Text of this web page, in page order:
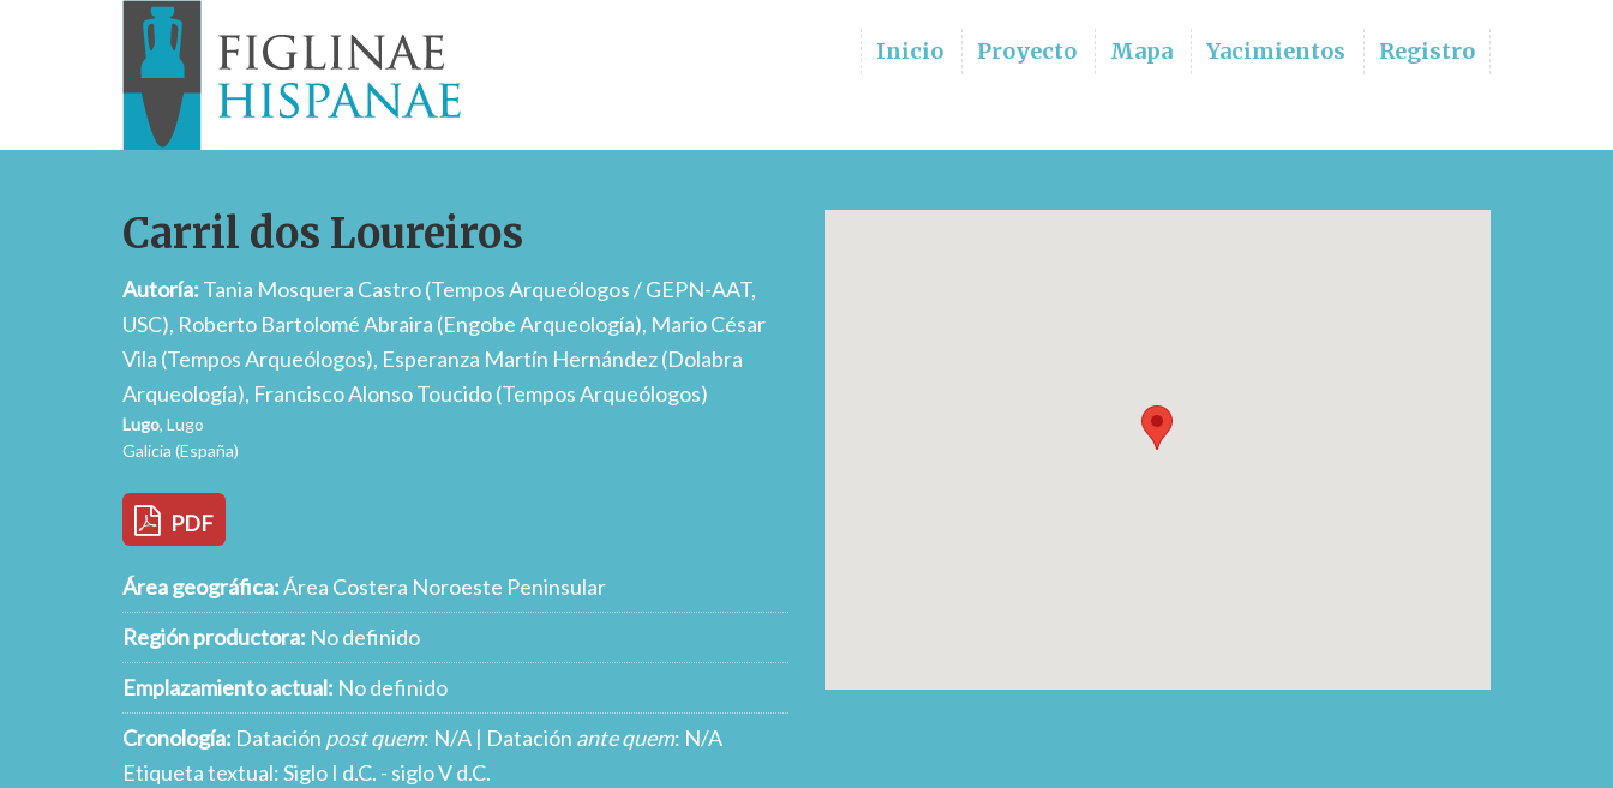
Inicio Proyecto Mapa Yacimientos Registro
Carril dos Loureiros
Autoría: Tania Mosquera Castro (Tempos Arqueólogos / GEPN-AAT,
USC), Roberto Bartolomé Abraira (Engobe Arqueología), Mario César
Vila (Tempos Arqueólogos), Esperanza Martín Hernández (Dolabra
Arqueología), Francisco Alonso Toucido (Tempos Arqueólogos)
Lugo, Lugo
Galicia (España)
PDF
Área geográfica:Área Costera Noroeste Peninsular
Región productora: No definido
Emplazamiento actual: No definido
Cronología: Datación post quem: N/A | Datación ante quem: N/A
Etiqueta textual: Siglo I d.C. - siglo V d.C.